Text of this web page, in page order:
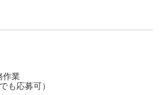
作業
も応募可）